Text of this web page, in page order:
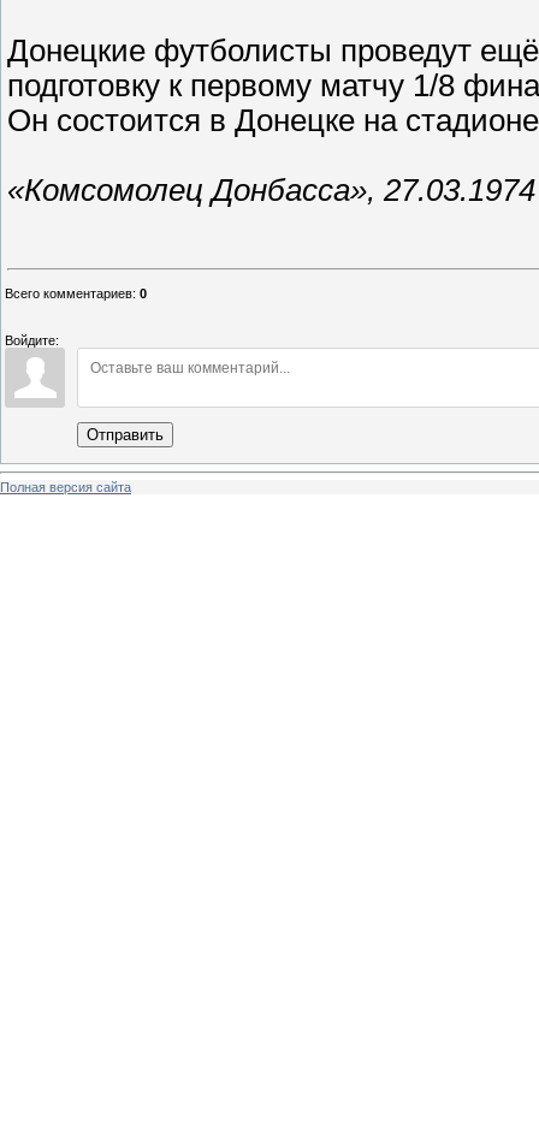
Донецкие футболисты проведут
подготовку к первому матчу 1/8
Он состоится в Донецке на
«Комсомолец Донбасса»,
Всего комментариев: 0
Войдите:
Отправить
Полная версия сайта